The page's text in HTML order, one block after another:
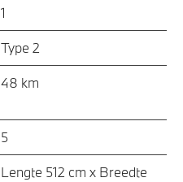
1
Type 2
48 km
5
Lengte 512 cm x Breedte